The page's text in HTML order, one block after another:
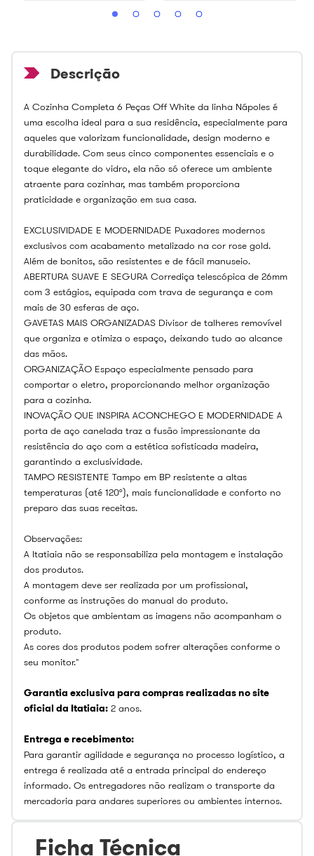
A Cozinha Completa 6 Peças Off White da linha Nápoles é
uma escolha ideal para a sua residência, especialmente para
aqueles que valorizam funcionalidade, design moderno e
durabilidade. Com seus cinco componentes essenciais e o
toque elegante do vidro, ela não só oferece um ambiente
atraente para cozinhar, mas também proporciona
praticidade e organização em sua casa.
EXCLUSIVIDADE E MODERNIDADE Puxadores modernos
exclusivos com acabamento metalizado na cor rose gold.
Além de bonitos, são resistentes e de fácil manuseio.
ABERTURA SUAVE E SEGURA Corrediça telescópica de 26mm
com 3 estágios, equipada com trava de segurança e com
mais de 30 esferas de aço.
GAVETAS MAIS ORGANIZADAS Divisor de talheres removível
que organiza e otimiza o espaço, deixando tudo ao alcance
das mãos.
ORGANIZAÇÃO Espaço especialmente pensado para
comportar o eletro, proporcionando melhor organização
para a cozinha.
INOVAÇÃO QUE INSPIRA ACONCHEGO E MODERNIDADE A
porta de aço canelada traz a fusão impressionante da
resistência do aço com a estética sofisticada madeira,
garantindo a exclusividade.
TAMPO RESISTENTE Tampo em BP resistente a altas
temperaturas (até 120°), mais funcionalidade e conforto no
preparo das suas receitas.
Observações:
A Itatiaia não se responsabiliza pela montagem e instalação
dos produtos.
A montagem deve ser realizada por um profissional,
conforme as instruções do manual do produto.
Os objetos que ambientam as imagens não acompanham o
produto.
As cores dos produtos podem sofrer alterações conforme o
seu monitor."
Garantia exclusiva para compras realizadas no site
oficial da Itatiaia: 2 anos.
Entrega e recebimento:
Para garantir agilidade e segurança no processo logístico, a
entrega é realizada até a entrada principal do endereço
informado. Os entregadores não realizam o transporte da
mercadoria para andares superiores ou ambientes internos.
Ficha Técnica